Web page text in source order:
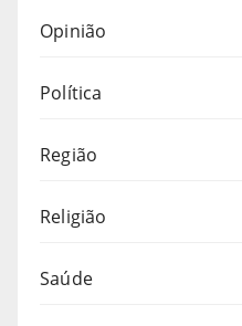
Opinião
Política
Região
Religião
Saúde